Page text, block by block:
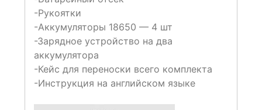
-Рукоятки
-Аккумуляторы 18650 — 4 шт
-Зарядное устройство на два
аккумулятора
-Кейс для переноски всего комплекта
-Инструкция на английском языке